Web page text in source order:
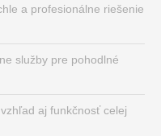
a profesionálne riešenie
služby pre pohodlné
aj funkčnosť celej